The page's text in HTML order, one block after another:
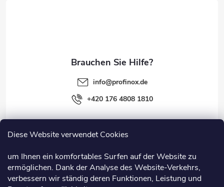
Diese Website verwendet Cookies
um Ihnen ein komfortables Surfen auf der Website zu
ermöglichen. Dank der Analyse des Website-Verkehrs,
verbessern wir ständig deren Funktionen, Leistung und
Information
info@profinox.de
+420 176 4808 1810